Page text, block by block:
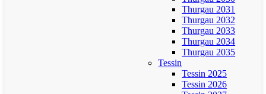
Thurgau 2031
Thurgau 2032
Thurgau 2033
Thurgau 2034
Thurgau 2035
Tessin
Tessin 2025
Tessin 2026